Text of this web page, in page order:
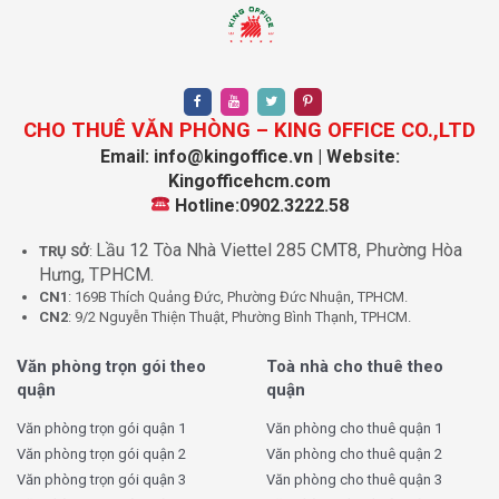
CHO THUÊ VĂN PHÒNG – KING OFFICE CO.,LTD
Email: info@kingoffice.vn | Website:
Kingofficehcm.com
Hotline:0902.3222.58
TRỤ SỞ: Lầu 12 Tòa Nhà Viettel 285 CMT8, Phường Hòa
Hưng, TPHCM.
CN1 : 169B Thích Quảng Đức, Phường Đức Nhuận, TPHCM.
CN2: 9/2 Nguyễn Thiện Thuật, Phường Bình Thạnh, TPHCM.
Văn phòng trọn gói theo
quận
Văn phòng trọn gói quận 1
Văn phòng trọn gói quận 2
Văn phòng trọn gói quận 3
Toà nhà cho thuê theo
quận
Văn phòng cho thuê quận 1
Văn phòng cho thuê quận 2
Văn phòng cho thuê quận 3